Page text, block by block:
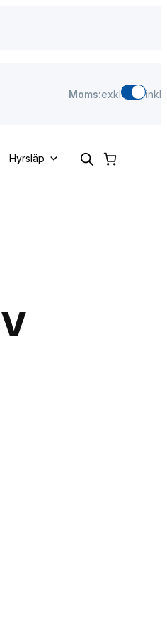
Moms:exkl inkl
Hyrsläp